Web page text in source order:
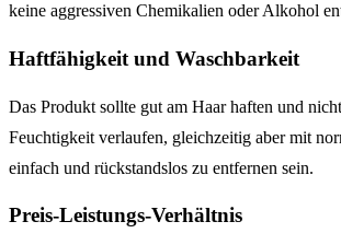
keine aggressiven Chemikalien oder Alkohol
Haftfähigkeit und Waschbarkeit
Das Produkt sollte gut am Haar haften und
Feuchtigkeit verlaufen, gleichzeitig aber mit
einfach und rückstandslos zu entfernen sein.
Preis-Leistungs-Verhältnis